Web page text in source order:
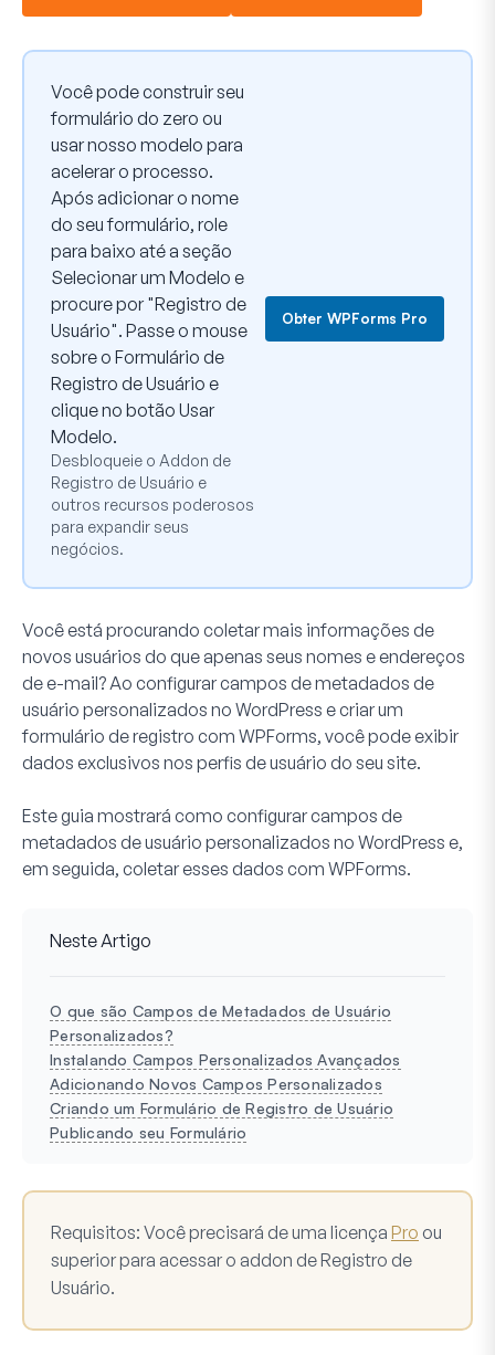
Você pode construir seu
formulário do zero ou
usar nosso modelo para
acelerar o processo.
Após adicionar o nome
do seu formulário, role
para baixo até a seção
Selecionar um Modelo e
procure por "Registro de
Usuário". Passe o mouse
sobre o Formulário de
Registro de Usuário e
clique no botão Usar
Modelo.
Desbloqueie o Addon de
Registro de Usuário e
outros recursos poderosos
para expandir seus
negócios.
Obter WPForms Pro
Você está procurando coletar mais informações de
novos usuários do que apenas seus nomes e endereços
de e-mail? Ao configurar campos de metadados de
usuário personalizados no WordPress e criar um
formulário de registro com WPForms, você pode exibir
dados exclusivos nos perfis de usuário do seu site.
Este guia mostrará como configurar campos de
metadados de usuário personalizados no WordPress e,
em seguida, coletar esses dados com WPForms.
Neste Artigo
O que são Campos de Metadados de Usuário
Personalizados?
Instalando Campos Personalizados Avançados
Adicionando Novos Campos Personalizados
Criando um Formulário de Registro de Usuário
Publicando seu Formulário
Requisitos: Você precisará de uma licença Pro ou
superior para acessar o addon de Registro de
Usuário.